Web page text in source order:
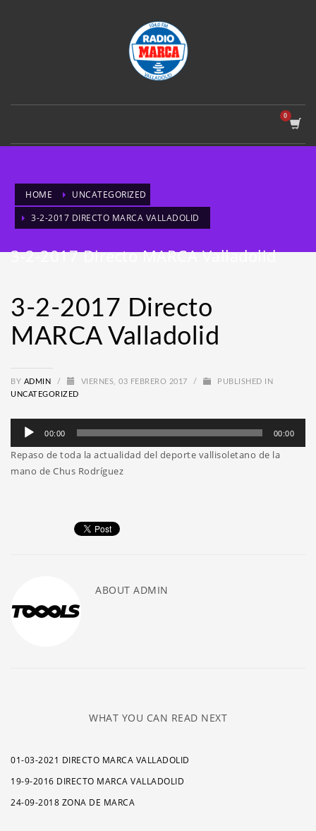
HOME
UNCATEGORIZED
3-2-2017 DIRECTO MARCA VALLADOLID
3-2-2017 Directo MARCA Valladolid
3-2-2017 Directo
MARCA Valladolid
BY ADMIN / VIERNES, 03 FEBRERO 2017 /
PUBLISHED IN
UNCATEGORIZED
Reproductor
audio
00:00 00:00
Repaso de toda la actualidad del deporte vallisoletano de la
mano de Chus Rodríguez
ABOUT ADMIN
WHAT YOU CAN READ NEXT
01-03-2021 DIRECTO MARCA VALLADOLID
19-9-2016 DIRECTO MARCA VALLADOLID
24-09-2018 ZONA DE MARCA